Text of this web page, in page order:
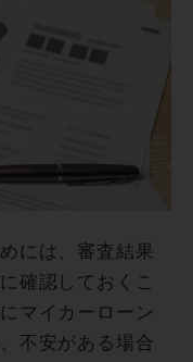
には、審査結果
確認しておくこ
マイカーローン
不安がある場合